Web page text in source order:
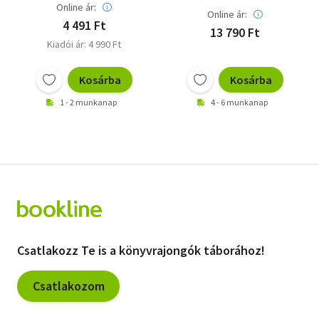
Online ár:
4 491 Ft
Kiadói ár: 4 990 Ft
Kosárba
1 - 2 munkanap
Online ár:
13 790 Ft
Kosárba
4 - 6 munkanap
Csatlakozz Te is a könyvrajongók táborához!
Csatlakozom